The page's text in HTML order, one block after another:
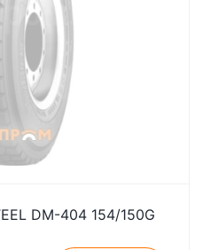
DM-404 154/150G